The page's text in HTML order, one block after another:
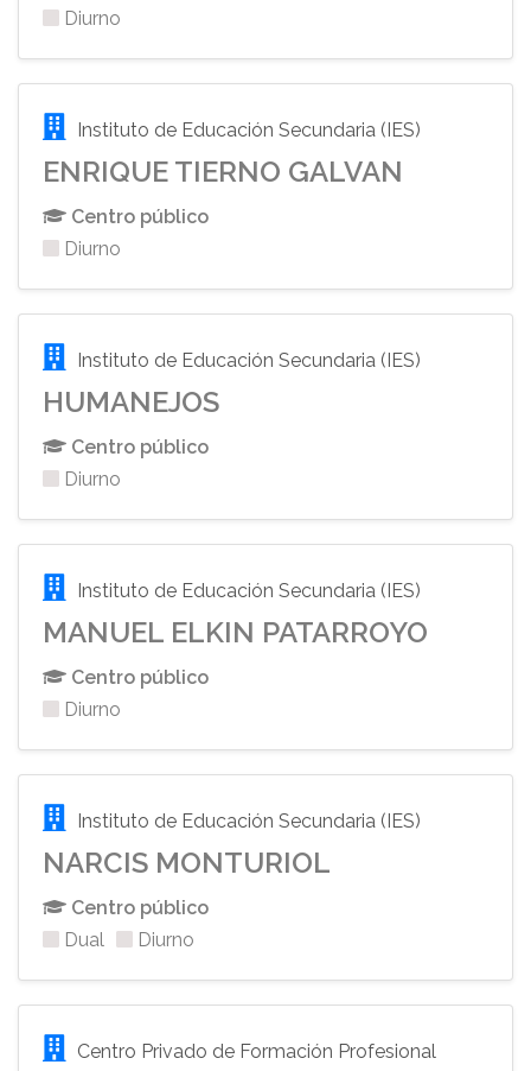
Diurno
Instituto de Educación Secundaria (IES)
ENRIQUE TIERNO GALVAN
Centro público
Diurno
Instituto de Educación Secundaria (IES)
HUMANEJOS
Centro público
Diurno
Instituto de Educación Secundaria (IES)
MANUEL ELKIN PATARROYO
Centro público
Diurno
Instituto de Educación Secundaria (IES)
NARCIS MONTURIOL
Centro público
Dual
Diurno
Centro Privado de Formación Profesional